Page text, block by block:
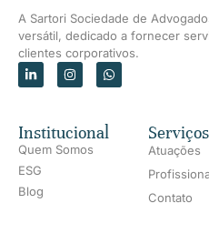
A Sartori Sociedade de
versátil, dedicado a fornecer
clientes corporativos.
Institucional
Quem Somos
ESG
Blog
Serviços
Atuações
Contato